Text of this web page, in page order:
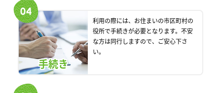
手続き
利用の際には、お住まいの市区町村の
役所で手続きが必要となります。不安
な方は同行しますので、ご安心下さ
い。